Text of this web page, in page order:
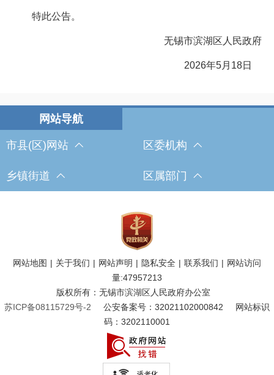
特此公告。
无锡市滨湖区人民政府
2026年5月18日
市县(区)网站 区委机构
乡镇街道 区属部门
网站地图 | 关于我们 | 网站声明 | 隐私安全 | 联系我们 | 网站访问
量:47957213
版权所有：无锡市滨湖区人民政府办公室
苏ICP备08115729号-2
公安备案号：32021102000842
网站标识
码：3202110001